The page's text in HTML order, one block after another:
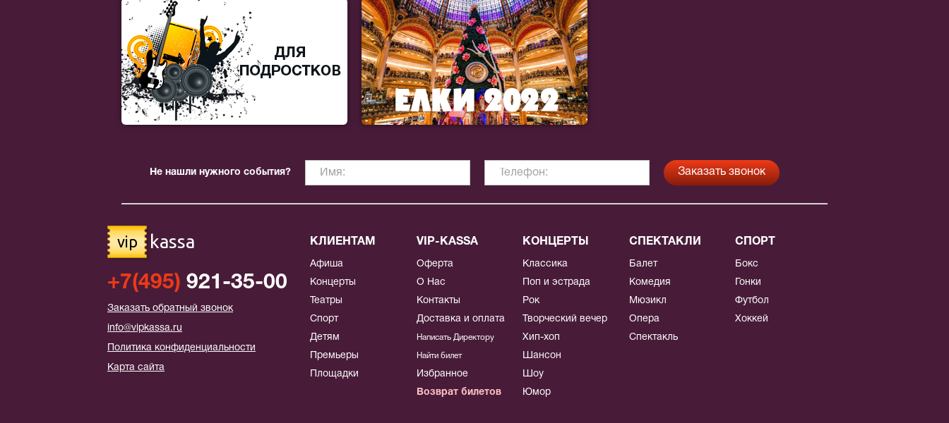
Не нашли нужного события?
vip kassa
+7(495) 921-35-00
Заказать обратный звонок
info@vipkassa.ru
Политика конфиденциальности
Карта сайта
КЛИЕНТАМ
Афиша
Концерты
Театры
Спорт
Детям
Премьеры
Площадки
VIP-KASSA
Оферта
О Нас
Контакты
Доставка и оплата
Написать Директору
Найти билет
Избранное
Возврат билетов
КОНЦЕРТЫ
Классика
Поп и эстрада
Рок
Творческий вечер
Хип-хоп
Шансон
Шоу
Юмор
СПЕКТАКЛИ
Балет
Комедия
Мюзикл
Опера
Спектакль
СПОРТ
Бокс
Гонки
Футбол
Хоккей